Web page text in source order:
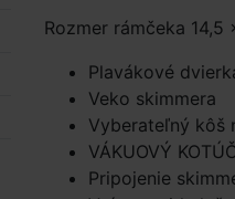
Rozmer rámčeka
Plavákové
Veko skimmera
Vyberateľný kôš
VÁKUOVÝ
Pripojenie